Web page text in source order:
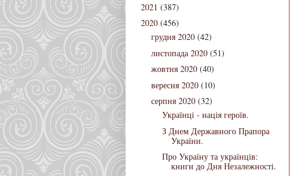
2021 (387)
2020 (456)
грудня 2020 (42)
листопада 2020 (51)
жовтня 2020 (40)
вересня 2020 (10)
серпня 2020 (32)
Українці - нація героїв.
З Днем Державного Прапора
України.
Про Україну та українців:
книги до Дня Незалежності.